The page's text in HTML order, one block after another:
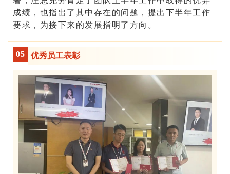
成绩，也指出了其中存在的问题，提出下半年工作
要求，为接下来的发展指明了方向。
05 优秀员工表彰